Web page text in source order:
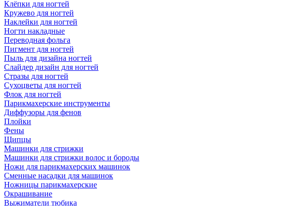
Клёпки для ногтей
Кружево для ногтей
Наклейки для ногтей
Ногти накладные
Переводная фольга
Пигмент для ногтей
Пыль для дизайна ногтей
Слайдер дизайн для ногтей
Стразы для ногтей
Сухоцветы для ногтей
Флок для ногтей
Парикмахерские инструменты
Диффузоры для фенов
Плойки
Фены
Щипцы
Машинки для стрижки
Машинки для стрижки волос и бороды
Ножи для парикмахерских машинок
Сменные насадки для машинок
Ножницы парикмахерские
Окрашивание
Выжиматели тюбика